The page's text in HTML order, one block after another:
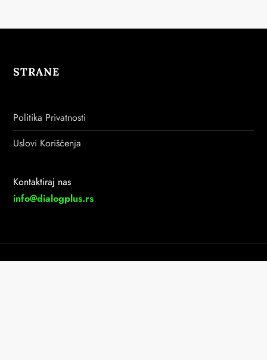
STRANE
Politika Privatnosti
Uslovi Korišćenja
Kontaktiraj nas
info@dialogplus.rs